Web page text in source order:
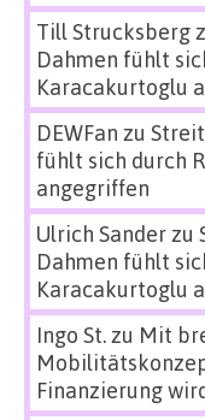
Till Strucksberg
Dahmen fühlt
Karacakurtoglu
DEWFan zu
fühlt sich durch
angegriffen
Ulrich Sanderzu
Dahmen fühlt
Karacakurtoglu
Ingo St.zu Mit
Finanzierung